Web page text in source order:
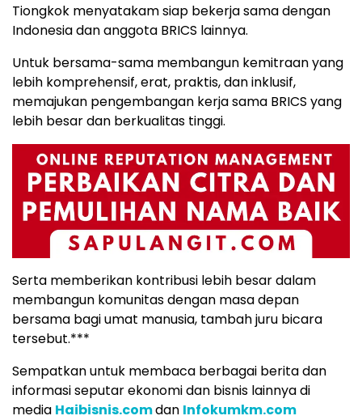
Tiongkok menyatakam siap bekerja sama dengan
Indonesia dan anggota BRICS lainnya.
Untuk bersama-sama membangun kemitraan yang
lebih komprehensif, erat, praktis, dan inklusif,
memajukan pengembangan kerja sama BRICS yang
lebih besar dan berkualitas tinggi.
Serta memberikan kontribusi lebih besar dalam
membangun komunitas dengan masa depan
bersama bagi umat manusia, tambah juru bicara
tersebut.***
Sempatkan untuk membaca berbagai berita dan
informasi seputar ekonomi dan bisnis lainnya di
media Haibisnis.comdan Infokumkm.com